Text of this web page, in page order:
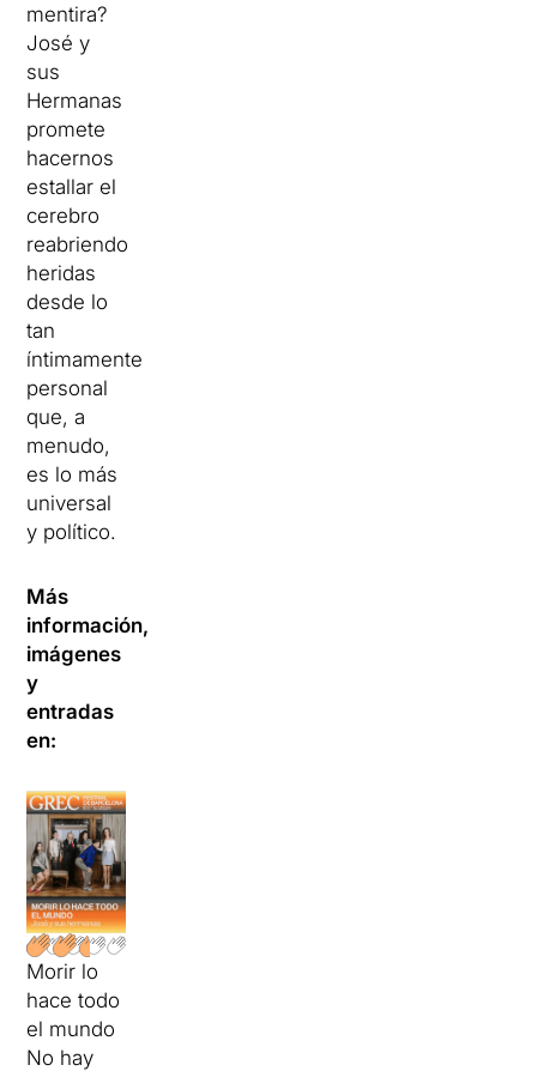
mentira?
José y
sus
Hermanas
promete
hacernos
estallar el
cerebro
reabriendo
heridas
desde lo
tan
íntimamente
personal
que, a
menudo,
es lo más
universal
y político.
Más
información,
imágenes
y
entradas
en:
Morir lo
hace todo
el mundo
No hay